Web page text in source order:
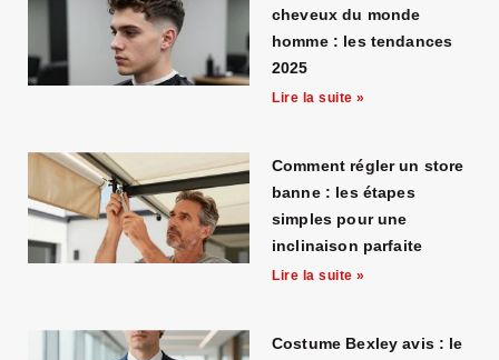
cheveux du monde
homme : les tendances
2025
Lire la suite »
Comment régler un store
banne : les étapes
simples pour une
inclinaison parfaite
Lire la suite »
Costume Bexley avis : le